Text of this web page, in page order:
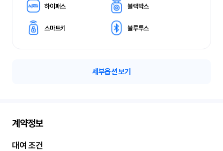
하이패스 블랙박스
스마트키 블루투스
세부옵션 보기
계약정보
대여 조건